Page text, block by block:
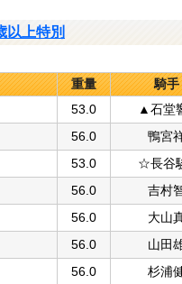
以上特別
重量
騎手
53.0
▲石
56.0
鴨宮
53.0
☆長谷
56.0
吉村
56.0
大山
56.0
山田
56.0
杉浦